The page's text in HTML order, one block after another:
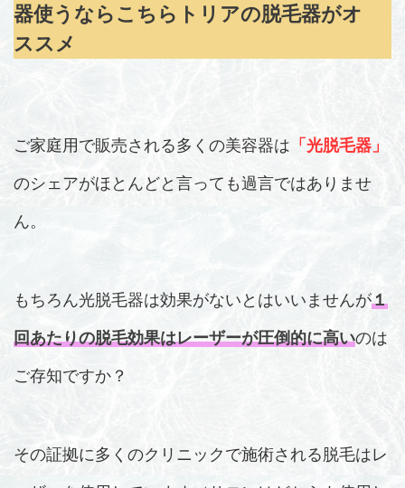
器使うならこちらトリアの脱毛器がオ
ススメ
ご家庭用で販売される多くの美容器は 「光脱毛器」
のシェアがほとんどと言っても過言ではありませ
ん。
もちろん光脱毛器は効果がないとはいいませんが１
回あたりの脱毛効果はレーザーが圧倒的に高いのは
ご存知ですか？
その証拠に多くのクリニックで施術される脱毛はレ